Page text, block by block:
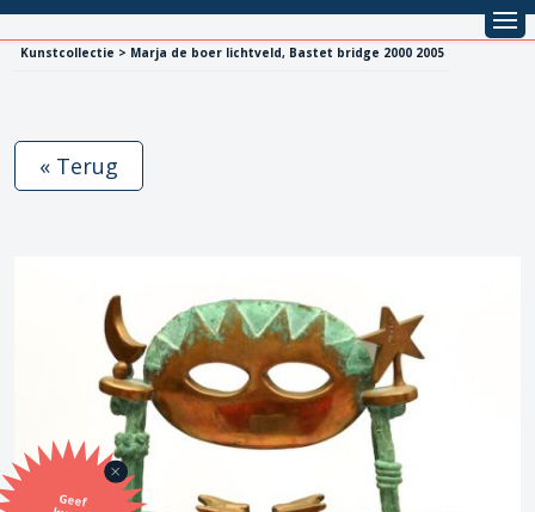
Kunstcollectie > Marja de boer lichtveld, Bastet bridge 2000 2005
Geef
kunst
kado met
de SBK
« Terug